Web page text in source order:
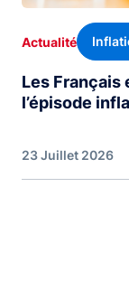
Actualité
Les Français
l’épisode
23 Juillet 2026